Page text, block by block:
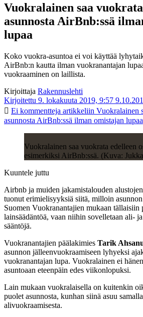
Vuokralainen saa
asunnosta AirBnb:ssä
lupaa
Koko vuokra-asuntoa ei voi käyttää
AirBnb:n kautta ilman vuokranantajan
vuokraaminen on laillista.
Kirjoittaja Rakennuslehti
Kirjoitettu 9. lokakuuta 2019, 9:57
Ei kommentteja artikkeliin Vuokralainen
asunnosta AirBnb:ssä ilman omistajan lupaa
Vuokralainen saa vuokrata edelleen
esimerkiksi AirBnb:ssä. (Kuva:
Kuuntele juttu
Airbnb ja muiden jakamistalouden
tuonut erimielisyyksiä siitä, milloin
Suomen Vuokranantajien mukaan tällaisiin
lainsäädäntöä, vaan niihin sovelletaan ali-
sääntöjä.
Vuokranantajien päälakimies Tarik
asunnon jälleenvuokraamiseen lyhyeksi
vuokranantajan lupa. Vuokralainen ei
asuntoaan eteenpäin edes viikonlopuksi.
Lain mukaan vuokralaisella on kuitenkin
puolet asunnosta, kunhan siinä asuu
alivuokraamisesta.